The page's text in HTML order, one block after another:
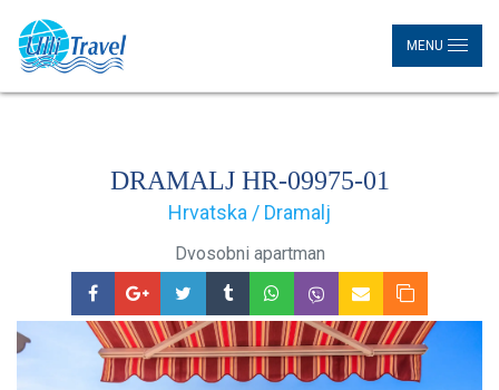
MENU
DRAMALJ HR-09975-01
Hrvatska / Dramalj
Dvosobni apartman